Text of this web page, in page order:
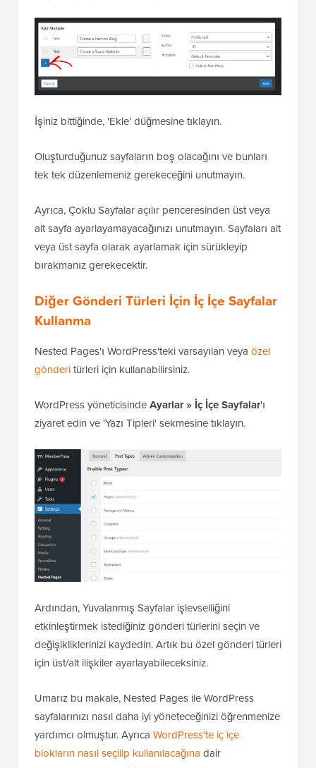
İşiniz bittiğinde, 'Ekle' düğmesine tıklayın.
Oluşturduğunuz sayfaların boş olacağını ve bunları
tek tek düzenlemeniz gerekeceğini unutmayın.
Ayrıca, Çoklu Sayfalar açılır penceresinden üst veya
alt sayfa ayarlayamayacağınızı unutmayın. Sayfaları alt
veya üst sayfa olarak ayarlamak için sürükleyip
bırakmanız gerekecektir.
Diğer Gönderi Türleri İçin İç İçe Sayfalar
Kullanma
Nested Pages'ı WordPress'teki varsayılan veya özel
gönderitürleri için kullanabilirsiniz.
WordPress yöneticisindeAyarlar » İç İçe Sayfalar'ı
ziyaret edin ve 'Yazı Tipleri' sekmesine tıklayın.
Ardından, Yuvalanmış Sayfalar işlevselliğini
etkinleştirmek istediğiniz gönderi türlerini seçin ve
değişikliklerinizi kaydedin. Artık bu özel gönderi türleri
için üst/alt ilişkiler ayarlayabileceksiniz.
Umarız bu makale, Nested Pages ile WordPress
sayfalarınızı nasıl daha iyi yöneteceğinizi öğrenmenize
yardımcı olmuştur. Ayrıca WordPress'te iç içe
blokların nasıl seçilip kullanılacağına dair